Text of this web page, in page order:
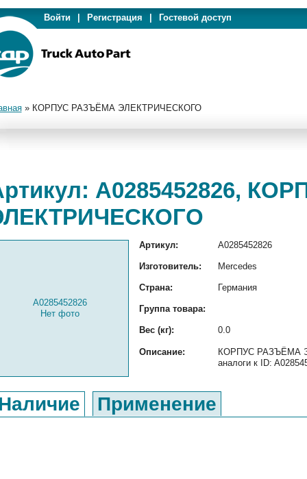
Войти Регистрация Гостевой доступ
» КОРПУС РАЗЪЁМА ЭЛЕКТРИЧЕСКОГО
A0285452826,
A0285452826
Нет фото
Артикул: A0285452826
Изготовитель: Mercedes
Страна: Германия
Группа товара:
Вес (кг): 0.0
Описание:
КОРПУС РАЗЪЁМА
аналоги к ID:
Применение